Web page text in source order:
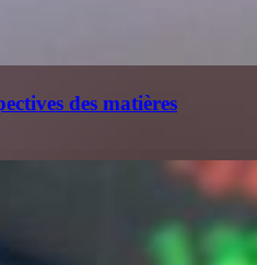
des matières